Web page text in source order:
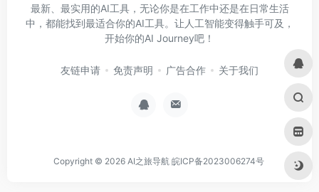
最新、最实用的AI工具，无论你是在工作中还是在日常生活
中，都能找到最适合你的AI工具。让人工智能变得触手可及，
开始你的AI Journey吧！
友链申请 免责声明 广告合作 关于我们
Copyright © 2026 AI之旅导航 皖ICP备2023006274号